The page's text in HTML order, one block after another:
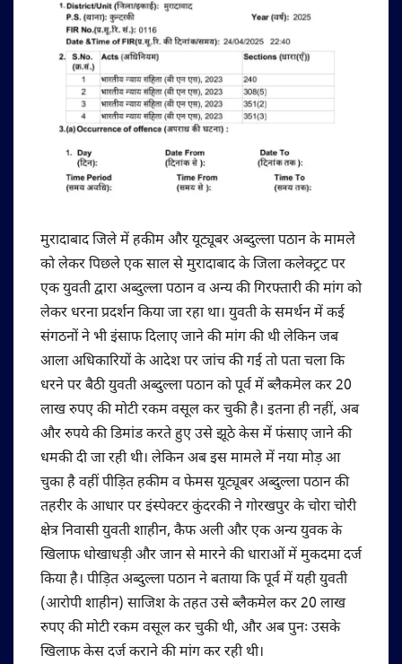
मुरादाबाद जिले में हकीम और यूट्यूबर अब्दुल्ला पठान के मामले
को लेकर पिछले एक साल से मुरादाबाद के जिला कलेक्ट्रट पर
एक युवती द्वारा अब्दुल्ला पठान व अन्य की गिरफ्तारी की मांग को
लेकर धरना प्रदर्शन किया जा रहा था। युवती के समर्थन में कई
संगठनों ने भी इंसाफ दिलाए जाने की मांग की थी लेकिन जब
आला अधिकारियों के आदेश पर जांच की गई तो पता चला कि
धरने पर बैठी युवती अब्दुल्ला पठान को पूर्व में ब्लैकमेल कर 20
लाख रुपए की मोटी रकम वसूल कर चुकी है। इतना ही नहीं, अब
और रुपये की डिमांड करते हुए उसे झूठे केस में फंसाए जाने की
धमकी दी जा रही थी। लेकिन अब इस मामले में नया मोड़ आ
चुका है वहीं पीड़ित हकीम व फेमस यूट्यूबर अब्दुल्ला पठान की
तहरीर के आधार पर इंस्पेक्टर कुंदरकी ने गोरखपुर के चोरा चोरी
क्षेत्र निवासी युवती शाहीन, कैफ अली और एक अन्य युवक के
खिलाफ धोखाधड़ी और जान से मारने की धाराओं में मुकदमा दर्ज
किया है। पीड़ित अब्दुल्ला पठान ने बताया कि पूर्व में यही युवती
(आरोपी शाहीन) साजिश के तहत उसे ब्लैकमेल कर 20 लाख
रुपए की मोटी रकम वसूल कर चुकी थी, और अब पुनः उसके
खिलाफ केस दर्ज कराने की मांग कर रही थी।